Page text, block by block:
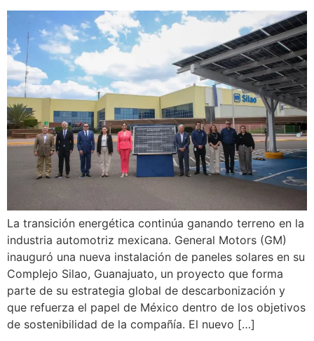
La transición energética continúa ganando terreno en la
industria automotriz mexicana. General Motors (GM)
inauguró una nueva instalación de paneles solares en su
Complejo Silao, Guanajuato, un proyecto que forma
parte de su estrategia global de descarbonización y
que refuerza el papel de México dentro de los objetivos
de sostenibilidad de la compañía. El nuevo […]